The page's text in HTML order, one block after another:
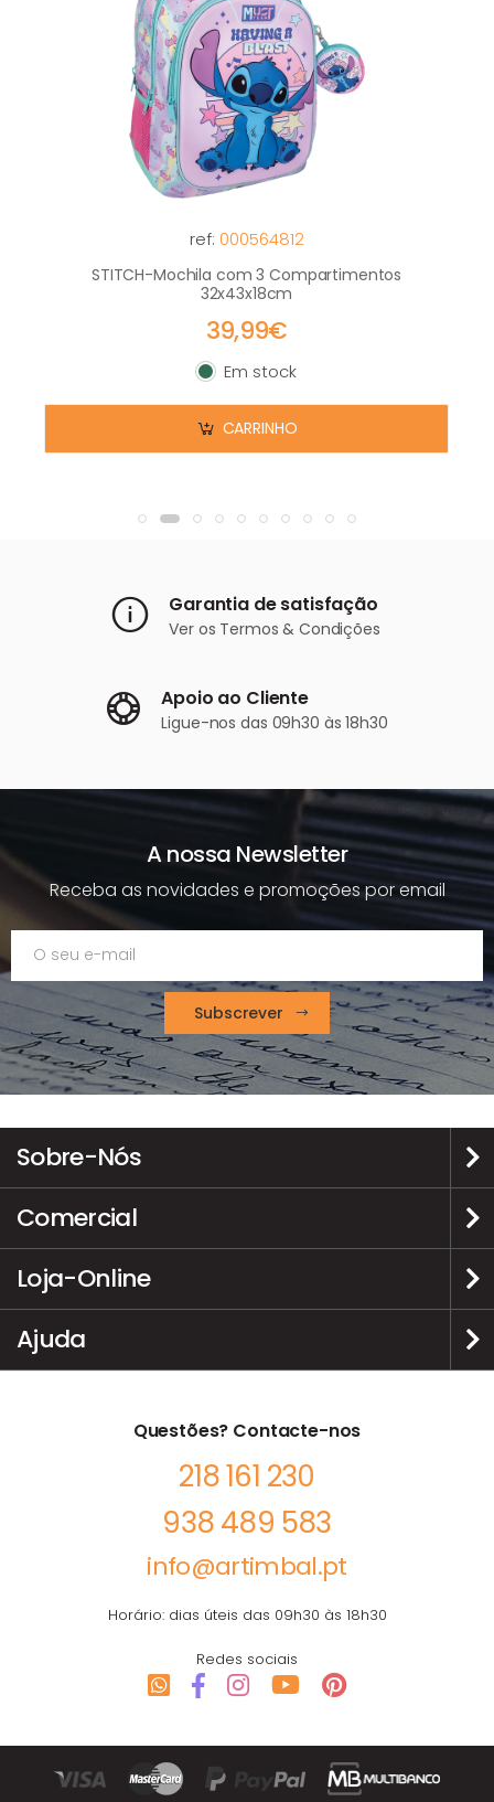
ref: 000564812
STITCH-Mochila com 3 Compartimentos
32x43x18cm
39,99€
Em stock
Em stock
CARRINHO
Garantia de satisfação
Ver os Termos & Condições
Apoio ao Cliente
Ligue-nos das 09h30 às 18h30
A nossa Newsletter
Receba as novidades e promoções por email
Subscrever
Sobre-Nós
Comercial
Loja-Online
Ajuda
Questões? Contacte-nos
218 161 230
938 489 583
info@artimbal.pt
Horário: dias úteis das 09h30 às 18h30
Redes sociais